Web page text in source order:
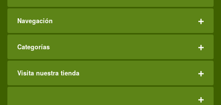
Navegación
Categorías
Visita nuestra tienda